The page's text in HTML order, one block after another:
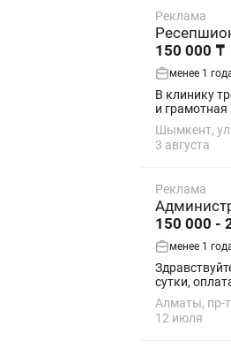
Реклама
150 000 ₸
менее 1
В клинику требуется
Шымкент,
3 августа
Реклама
150 000 -
менее 1
сутки,
Алматы, пр-
12 июля